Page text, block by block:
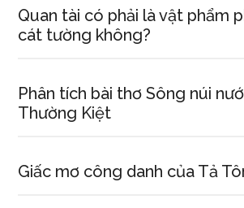
Quan tài có phải là vật phẩm
cát tường không?
Phân tích bài thơ Sông núi
Thường Kiệt
Giấc mơ công danh của Tả